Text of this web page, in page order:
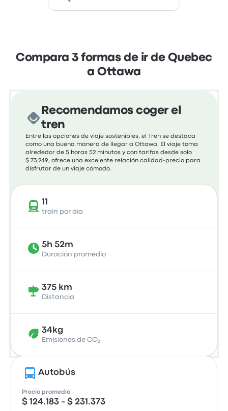
Compara 3 formas de ir de Quebec
a Ottawa
Recomendamos coger el
tren
Entre las opciones de viaje sostenibles, el Tren se destaca
como una buena manera de llegar a Ottawa. El viaje toma
alrededor de 5 horas 52 minutos y con tarifas desde solo
$ 73.249, ofrece una excelente relación calidad-precio para
disfrutar de un viaje cómodo.
11
train por día
5h 52m
Duración promedio
375 km
Distancia
34kg
Emisiones de CO₂
Autobús
Precio promedio
$ 124.183 - $ 231.373